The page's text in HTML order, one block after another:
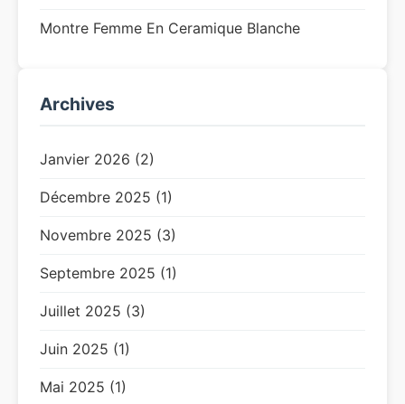
Montre Femme En Ceramique Blanche
Archives
Janvier 2026 (2)
Décembre 2025 (1)
Novembre 2025 (3)
Septembre 2025 (1)
Juillet 2025 (3)
Juin 2025 (1)
Mai 2025 (1)